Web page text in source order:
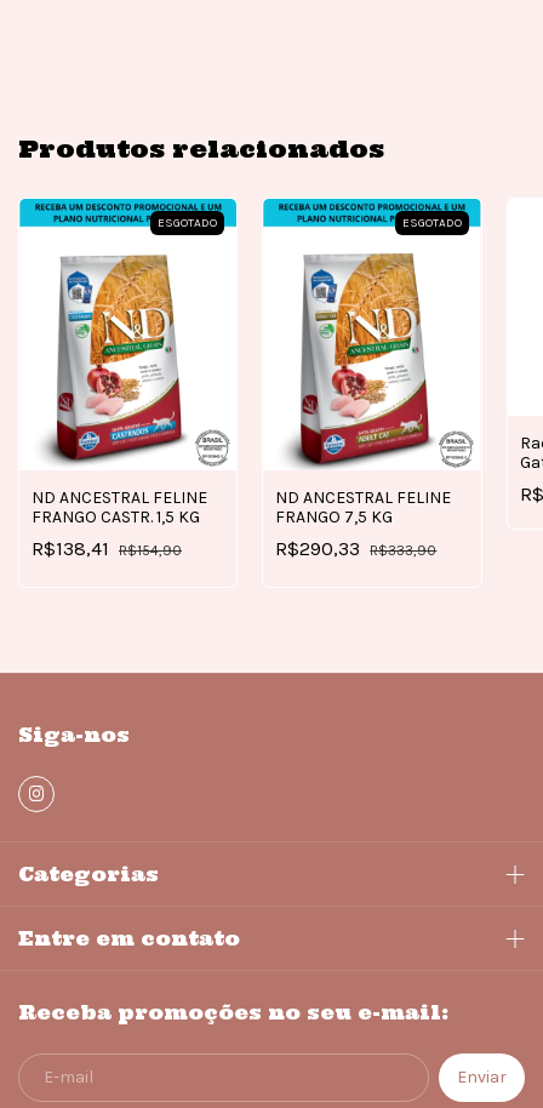
Produtos relacionados
ESGOTADO
ND ANCESTRAL FELINE
FRANGO CASTR. 1,5 KG
R$138,41 R$154,90
ESGOTADO
ND ANCESTRAL FELINE
FRANGO 7,5 KG
R$290,33 R$333,90
Siga-nos
Categorias
Entre em contato
Receba promoções no seu e-mail: